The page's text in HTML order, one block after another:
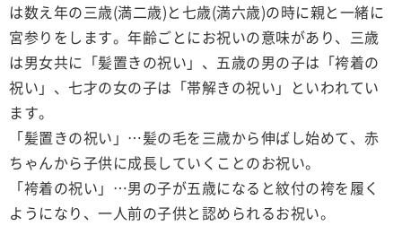
は数え年の三歳(満二歳)と七歳(満六歳)の時に親と一緒に
宮参りをします。年齢ごとにお祝いの意味があり、三歳
は男女共に「髪置きの祝い」、五歳の男の子は「袴着の
祝い」、七才の女の子は「帯解きの祝い」といわれてい
ます。
「髪置きの祝い」…髪の毛を三歳から伸ばし始めて、赤
ちゃんから子供に成長していくことのお祝い。
「袴着の祝い」…男の子が五歳になると紋付の袴を履く
ようになり、一人前の子供と認められるお祝い。